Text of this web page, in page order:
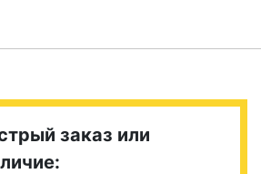
заказ или